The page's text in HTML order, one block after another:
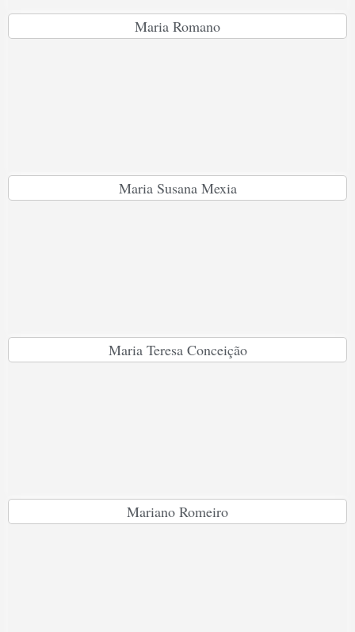
Maria Romano
Maria Susana Mexia
Maria Teresa Conceição
Mariano Romeiro